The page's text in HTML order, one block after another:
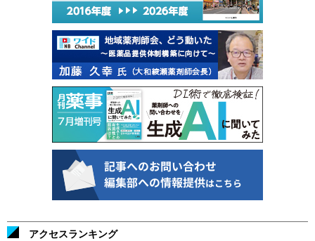
アクセスランキング